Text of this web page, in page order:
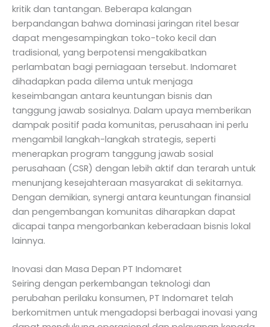
kritik dan tantangan. Beberapa kalangan
berpandangan bahwa dominasi jaringan ritel besar
dapat mengesampingkan toko-toko kecil dan
tradisional, yang berpotensi mengakibatkan
perlambatan bagi perniagaan tersebut. Indomaret
dihadapkan pada dilema untuk menjaga
keseimbangan antara keuntungan bisnis dan
tanggung jawab sosialnya. Dalam upaya memberikan
dampak positif pada komunitas, perusahaan ini perlu
mengambil langkah-langkah strategis, seperti
menerapkan program tanggung jawab sosial
perusahaan (CSR) dengan lebih aktif dan terarah untuk
menunjang kesejahteraan masyarakat di sekitarnya.
Dengan demikian, synergi antara keuntungan finansial
dan pengembangan komunitas diharapkan dapat
dicapai tanpa mengorbankan keberadaan bisnis lokal
lainnya.
Inovasi dan Masa Depan PT Indomaret
Seiring dengan perkembangan teknologi dan
perubahan perilaku konsumen, PT Indomaret telah
berkomitmen untuk mengadopsi berbagai inovasi yang